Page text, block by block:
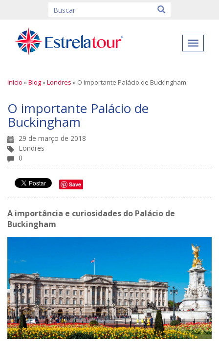
Clique
Início »Blog»Londres » O importante Palácio de Buckingham
O importante Palácio de
Buckingham
29 de março de 2018
Londres
0
Save
A importância e curiosidades do Palácio de
Buckingham